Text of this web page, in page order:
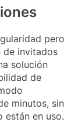
pero
de invitados
solución
de
minutos, sin
están en uso.